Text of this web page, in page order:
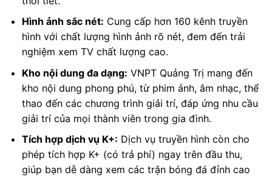
Hình ảnh sắc nét: Cung cấp hơn 160 kênh truyền
hình với chất lượng hình ảnh rõ nét, đem đến trải
nghiệm xem TV chất lượng cao.
Kho nội dung đa dạng: VNPT Quảng Trị mang đến
kho nội dung phong phú, từ phim ảnh, âm nhạc, thể
thao đến các chương trình giải trí, đáp ứng nhu cầu
giải trí của mọi thành viên trong gia đình.
Tích hợp dịch vụ K+: Dịch vụ truyền hình còn cho
phép tích hợp K+ (có trả phí) ngay trên đầu thu,
giúp bạn dễ dàng xem các trận bóng đá đỉnh cao